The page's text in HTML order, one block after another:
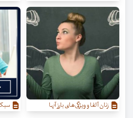
زنان آلفا و ویژگی‌‌های بارز آنها